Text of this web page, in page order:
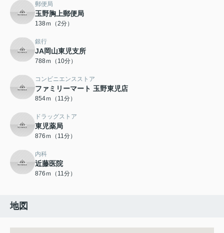
郵便局
玉野胸上郵便局
138ｍ（2分）
銀行
JA岡山東児支所
788ｍ（10分）
コンビニエンスストア
ファミリーマート 玉野東児店
854ｍ（11分）
ドラッグストア
東児薬局
876ｍ（11分）
内科
近藤医院
876ｍ（11分）
地図